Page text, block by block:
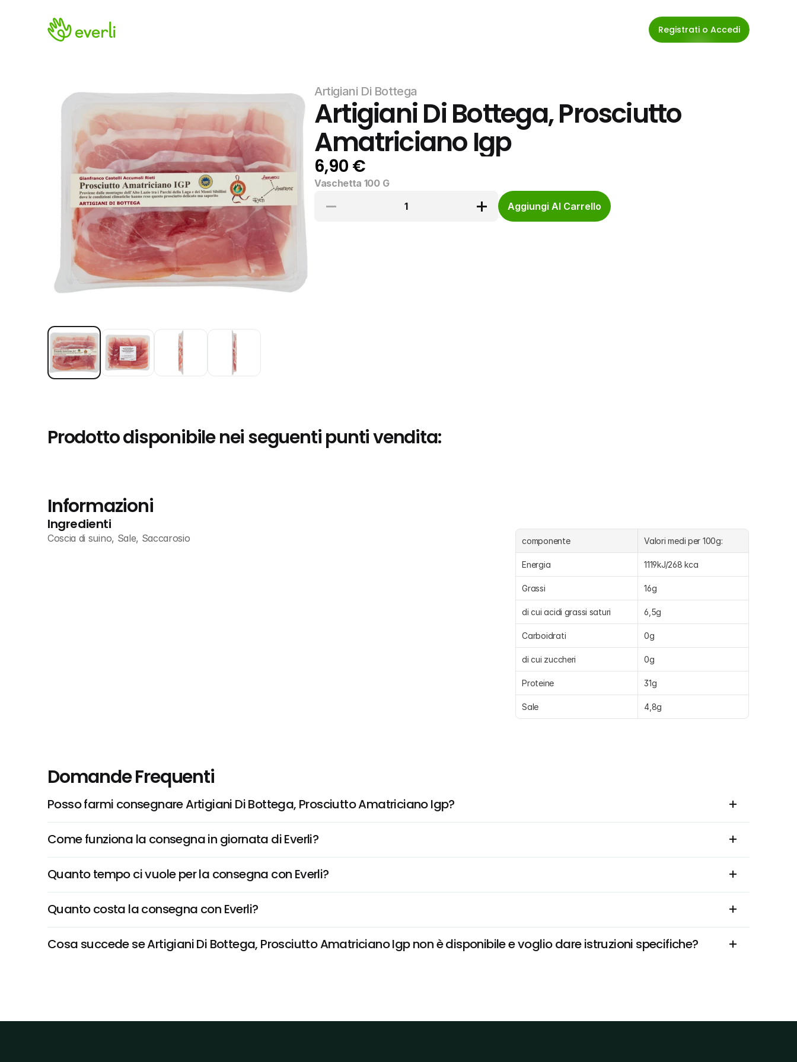
Registrati o Accedi
Artigiani Di Bottega
Artigiani Di Bottega, Prosciutto
Amatriciano Igp
6,90 €
Vaschetta 100 G
1
Aggiungi Al Carrello
Prodotto disponibile nei seguenti punti vendita:
Informazioni
Ingredienti
Coscia di suino, Sale, Saccarosio componente Valori medi per 100g:
Energia 1119kJ/268 kca
Grassi 16g
di cui acidi grassi saturi 6,5g
Carboidrati 0g
di cui zuccheri 0g
Proteine 31g
Sale 4,8g
Domande Frequenti
Posso farmi consegnare Artigiani Di Bottega, Prosciutto Amatriciano Igp?
Come funziona la consegna in giornata di Everli?
Quanto tempo ci vuole per la consegna con Everli?
Quanto costa la consegna con Everli?
Cosa succede se Artigiani Di Bottega, Prosciutto Amatriciano Igp non è disponibile e voglio dare istruzioni specifiche?